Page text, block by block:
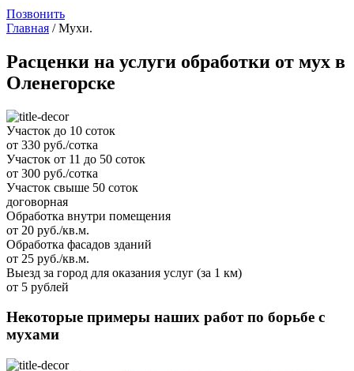
Позвонить
Главная /Мухи.
Расценки на услуги обработки от мух в
Оленегорске
Участок до 10 соток
от 330 руб./сотка
Участок от 11 до 50 соток
от 300 руб./сотка
Участок свыше 50 соток
договорная
Обработка внутри помещения
от 20 руб./кв.м.
Обработка фасадов зданий
от 25 руб./кв.м.
Выезд за город для оказания услуг (за 1 км)
от 5 рублей
Некоторые примеры наших работ по борьбе с
мухами